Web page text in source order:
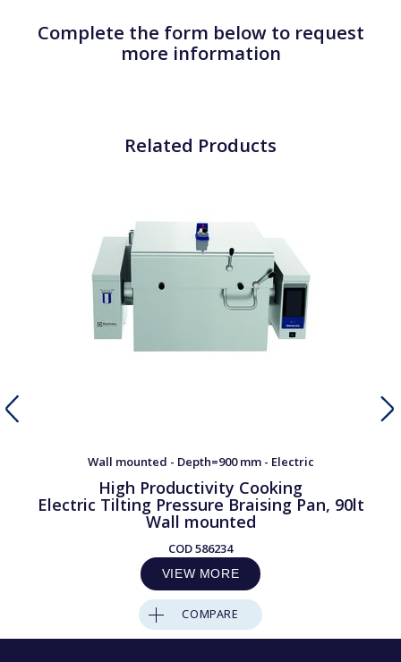
Complete the form below to request
more information
Related Products
Wall mounted - Depth=900 mm - Electric
High Productivity Cooking
Electric Tilting Pressure Braising Pan, 90lt
Wall mounted
COD586234
VIEW MORE
COMPARE